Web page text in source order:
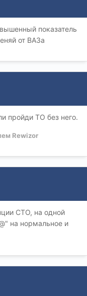
показатель
от ВАЗа
пройди ТО без него.
Rewizor
СТО, на одной
на нормальное и